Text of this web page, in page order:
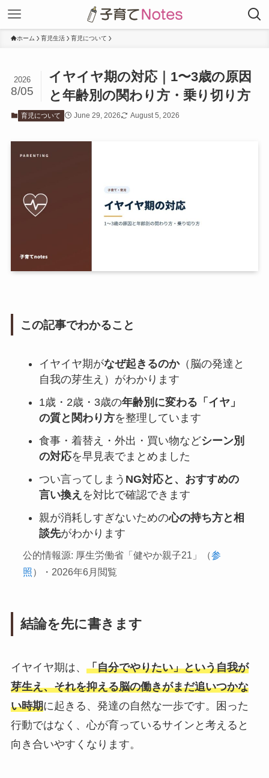
ホーム 育児生活 育児について
イヤイヤ期の対応｜1〜3歳の原因
と年齢別の関わり方・乗り切り方
2026
8/05
育児について June 29, 2026 August 5, 2026
この記事でわかること
イヤイヤ期がなぜ起きるのか（脳の発達と
自我の芽生え）がわかります
1歳・2歳・3歳の年齢別に変わる「イヤ」
の質と関わり方を整理しています
食事・着替え・外出・買い物などシーン別
の対応を早見表でまとめました
つい言ってしまう NG対応と、おすすめの
言い換え を対比で確認できます
親が消耗しすぎないための心の持ち方と相
談先がわかります
公的情報源: 厚生労働省「健やか親子21」（参
照）・2026年6月閲覧
結論を先に書きます
イヤイヤ期は、 「自分でやりたい」という自我が
芽生え、それを抑える脳の働きがまだ追いつかな
い時期に起きる、発達の自然な一歩です。困った
行動ではなく、心が育っているサインと考えると
向き合いやすくなります。